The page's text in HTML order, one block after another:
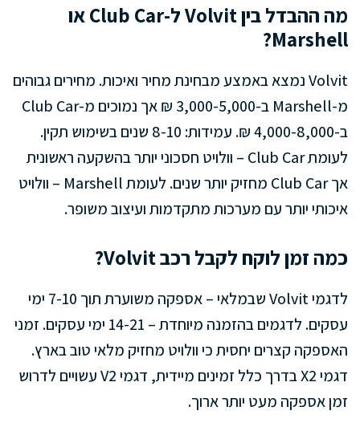
מה ההבדל בין Volvit ל-Club Car או
Marshell?
Volvit נמצא באמצע מבחינת מחיר ואיכות. מחירים גבוהים
מ-Marshell ב-3,000-5,000 ₪ אך נמוכים מ-Club Car
ב-4,000-8,000 ₪. עמידות: 8-10 שנים בשימוש תקין.
לעומת Club Car – וולויט חסכוני יותר בהשקעה ראשונית
אך Club Car מחזיק יותר שנים. לעומת Marshell – וולויט
איכותי יותר עם מערכות מתקדמות ועיצוב משופר.
כמה זמן לוקח לקבל רכב Volvit?
לדגמי Volvit שבמלאי – אספקה משוערת תוך 7-10 ימי
עסקים. לדגמים בהזמנה מיוחדת – 14-21 ימי עסקים. זמני
האספקה קצרים יחסית כי וולויט מחזיק מלאי טוב בארץ.
דגמי X2 בדרך כלל זמינים מיידית, דגמי V2 עשויים לדרוש
זמן אספקה מעט יותר ארוך.